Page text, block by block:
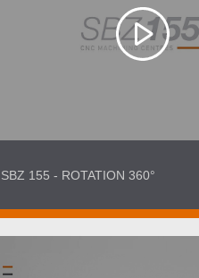
SBZ 155 - ROTATION 360°